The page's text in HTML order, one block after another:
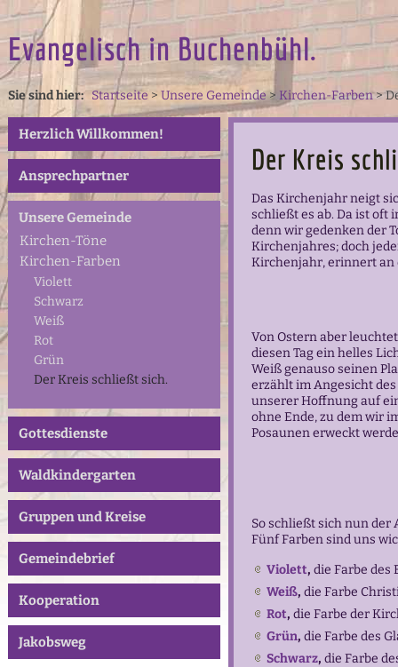
Evangelisch in Buchenbühl.
Sie sind hier:Startseite > Unsere Gemeinde> Kirchen-Farben>
Herzlich Willkommen!
Ansprechpartner
Unsere Gemeinde
Kirchen-Töne
Kirchen-Farben
Violett
Schwarz
Weiß
Rot
Grün
Der Kreis schließt sich.
Gottesdienste
Waldkindergarten
Gruppen und Kreise
Gemeindebrief
Kooperation
Jakobsweg
Der Kreis
Das Kirchenjahr neigt
schließt es ab. Da ist oft
denn wir gedenken der
Kirchenjahres; doch
Kirchenjahr, erinnert an
Von Ostern aber
diesen Tag ein helles
Weiß genauso seinen
erzählt im Angesicht des
unserer Hoffnung auf
ohne Ende, zu dem wir
Posaunen erweckt
So schließt sich nun
Fünf Farben sind uns
Violett, die Farbe des
Weiß, die Farbe
Rot, die Farbe der
Grün, die Farbe des
Schwarz, die Farbe